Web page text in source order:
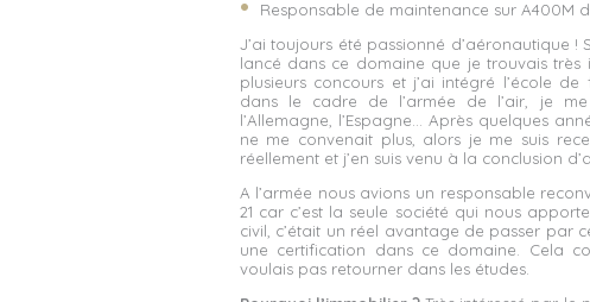
Responsable de maintenance sur A400M
J’ai toujours été passionné d’aéronautique !
lancé dans ce domaine que je trouvais très
plusieurs concours et j’ai intégré l’école
dans le cadre de l’armée de l’air, je
l’Allemagne, l’Espagne… Après quelques
ne me convenait plus, alors je me suis
réellement et j’en suis venu à la conclusion
A l’armée nous avions un responsable
21 car c’est la seule société qui nous
civil, c’était un réel avantage de passer
une certification dans ce domaine. Cela
voulais pas retourner dans les études.